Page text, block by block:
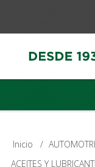
Inicio /
ACEITES Y